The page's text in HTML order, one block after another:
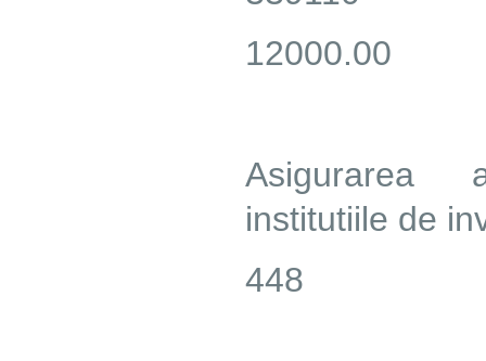
12000.00
Asigurarea
institutiile de
448